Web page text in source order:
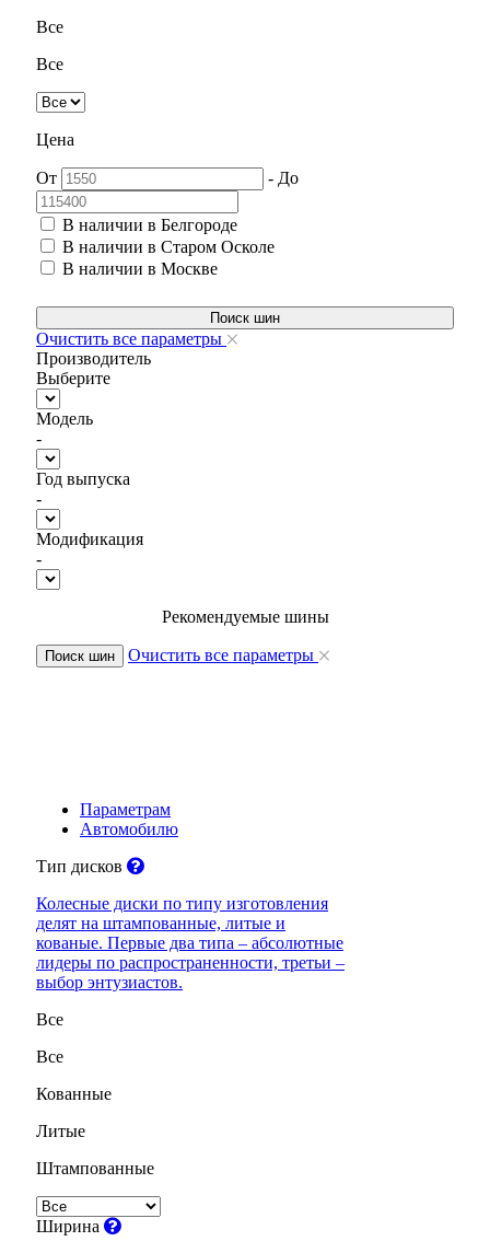
Все
Все
Цена
От - До
В наличии в Белгороде
В наличии в Старом Осколе
В наличии в Москве
Поиск шин
Очистить все параметры
Производитель
Выберите
Модель
-
Год выпуска
-
Модификация
-
Рекомендуемые шины
Поиск шин Очистить все параметры
Параметрам
Автомобилю
Тип дисков
Колесные диски по типу изготовления
делят на штампованные, литые и
кованые. Первые два типа – абсолютные
лидеры по распространенности, третьи –
выбор энтузиастов.
Все
Все
Кованные
Литые
Штампованные
Ширина